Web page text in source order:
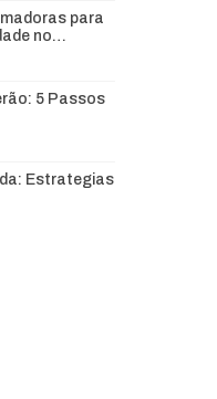
para
no…
5 Passos
Estrategias